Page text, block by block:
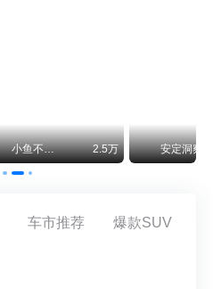
小鱼不刹车 2.5万 安定洞察
车市推荐 爆款SUV